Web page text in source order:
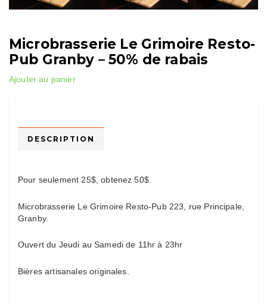
Microbrasserie Le Grimoire Resto-
Pub Granby – 50% de rabais
Ajouter au panier
DESCRIPTION
Pour seulement 25$, obtenez 50$.
Microbrasserie Le Grimoire Resto-Pub 223, rue Principale,
Granby.
Ouvert du Jeudi au Samedi de 11hr à 23hr
Bières artisanales originales.